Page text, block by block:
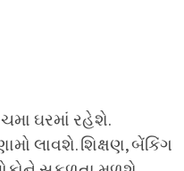
ઘરમાં રહેશે.
લાવશે. શિક્ષણ, બેંકિંગ